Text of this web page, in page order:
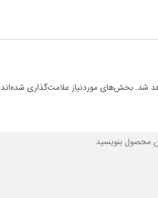
شد. بخش‌های موردنیاز علامت‌گذاری شده‌اند